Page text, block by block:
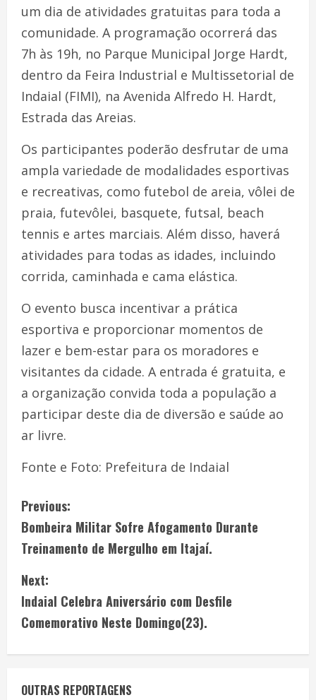
um dia de atividades gratuitas para toda a
comunidade. A programação ocorrerá das
7h às 19h, no Parque Municipal Jorge Hardt,
dentro da Feira Industrial e Multissetorial de
Indaial (FIMI), na Avenida Alfredo H. Hardt,
Estrada das Areias.
Os participantes poderão desfrutar de uma
ampla variedade de modalidades esportivas
e recreativas, como futebol de areia, vôlei de
praia, futevôlei, basquete, futsal, beach
tennis e artes marciais. Além disso, haverá
atividades para todas as idades, incluindo
corrida, caminhada e cama elástica.
O evento busca incentivar a prática
esportiva e proporcionar momentos de
lazer e bem-estar para os moradores e
visitantes da cidade. A entrada é gratuita, e
a organização convida toda a população a
participar deste dia de diversão e saúde ao
ar livre.
Fonte e Foto: Prefeitura de Indaial
Previous:
Bombeira Militar Sofre Afogamento Durante
Treinamento de Mergulho em Itajaí.
Next:
Indaial Celebra Aniversário com Desfile
Comemorativo Neste Domingo(23).
OUTRAS REPORTAGENS